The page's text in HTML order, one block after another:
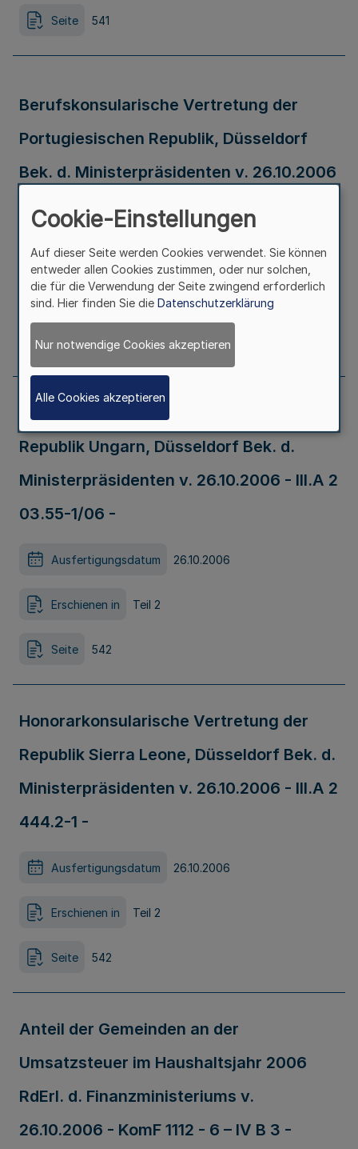
Seite 541
Berufskonsularische Vertretung der
Portugiesischen Republik, Düsseldorf
Bek. d. Ministerpräsidenten v. 26.10.2006
- III.A 2 03.11-1/06 -
Ausfertigungsdatum 26.10.2006
Erschienen in Teil 2
Seite 541
Berufskonsularische Vertretung der
Republik Ungarn, Düsseldorf Bek. d.
Ministerpräsidenten v. 26.10.2006 - III.A 2
03.55-1/06 -
Ausfertigungsdatum 26.10.2006
Erschienen in Teil 2
Seite 542
Honorarkonsularische Vertretung der
Republik Sierra Leone, Düsseldorf Bek. d.
Ministerpräsidenten v. 26.10.2006 - III.A 2
444.2-1 -
Ausfertigungsdatum 26.10.2006
Erschienen in Teil 2
Seite 542
Anteil der Gemeinden an der
Umsatzsteuer im Haushaltsjahr 2006
RdErl. d. Finanzministeriums v.
26.10.2006 - KomF 1112 - 6 – IV B 3 -
Cookie-Einstellungen
Auf dieser Seite werden Cookies verwendet. Sie können
entweder allen Cookies zustimmen, oder nur solchen,
die für die Verwendung der Seite zwingend erforderlich
sind. Hier finden Sie die Datenschutzerklärung
Nur notwendige Cookies akzeptieren
Alle Cookies akzeptieren